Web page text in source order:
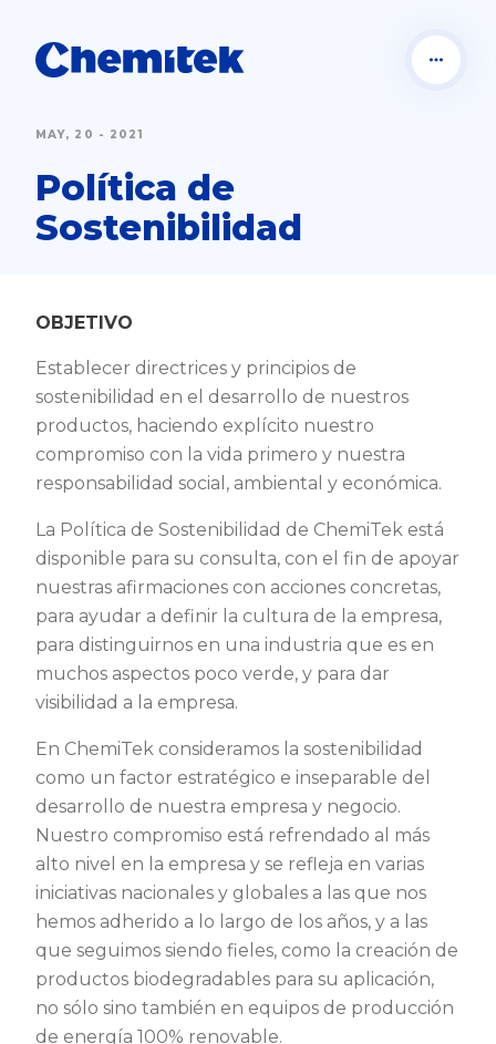
MAY, 20 - 2021
Política de
Sostenibilidad
OBJETIVO
Establecer directrices y principios de
sostenibilidad en el desarrollo de nuestros
productos, haciendo explícito nuestro
compromiso con la vida primero y nuestra
responsabilidad social, ambiental y económica.
La Política de Sostenibilidad de ChemiTek está
disponible para su consulta, con el fin de apoyar
nuestras afirmaciones con acciones concretas,
para ayudar a definir la cultura de la empresa,
para distinguirnos en una industria que es en
muchos aspectos poco verde, y para dar
visibilidad a la empresa.
En ChemiTek consideramos la sostenibilidad
como un factor estratégico e inseparable del
desarrollo de nuestra empresa y negocio.
Nuestro compromiso está refrendado al más
alto nivel en la empresa y se refleja en varias
iniciativas nacionales y globales a las que nos
hemos adherido a lo largo de los años, y a las
que seguimos siendo fieles, como la creación de
productos biodegradables para su aplicación,
no sólo sino también en equipos de producción
de energía 100% renovable.